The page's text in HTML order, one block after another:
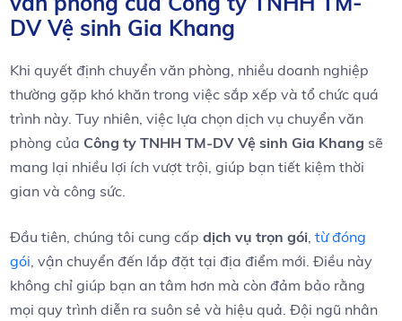
DV Vệ sinh Gia Khang
Khi quyết định chuyển văn phòng,‌ nhiều⁢ doanh nghiệp
⁢thường ⁢gặp​ khó khăn trong việc sắp xếp và tổ⁤ chức quá
trình này. Tuy ‍nhiên, việc lựa chọn dịch vụ chuyển văn
phòng của Công ty TNHH TM-DV Vệ sinh Gia Khang sẽ
mang lại nhiều lợi ích vượt trội, giúp bạn tiết kiệm thời
gian và công sức.
Đầu tiên, chúng tôi cung cấpdịch vụ trọn gói,từ đóng
gói, vận chuyển⁢ đến ‌lắp đặt tại địa điểm mới. Điều này
không chỉ giúp bạn an tâm hơn mà còn đảm bảo rằng
⁣mọi quy trình diễn ra suôn​ sẻ và hiệu quả.​ Đội‍ ngũ nhân